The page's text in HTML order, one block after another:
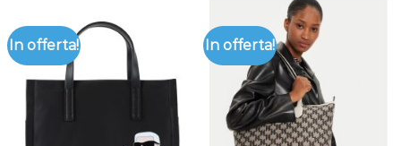
In offerta! In offerta!